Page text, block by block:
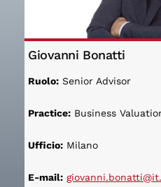
Giovanni Bonatti
Ruolo: Senior Advisor
Practice: Business
Ufficio: Milano
E-mail: